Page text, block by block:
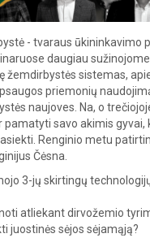
- tvaraus ūkininkavimo
daugiau
žemdirbystės sistemas,
priemonių
naujoves. Na, o
pamatyti savo akimis gyvai,
Renginio metu
Čėsna.
3-jų skirtingų
atliekant dirvožemio
juostinės sėjos sėjamąją?